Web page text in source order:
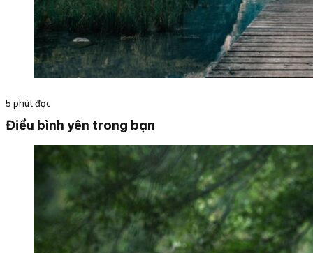
5 phút đọc
Điều bình yên trong bạn